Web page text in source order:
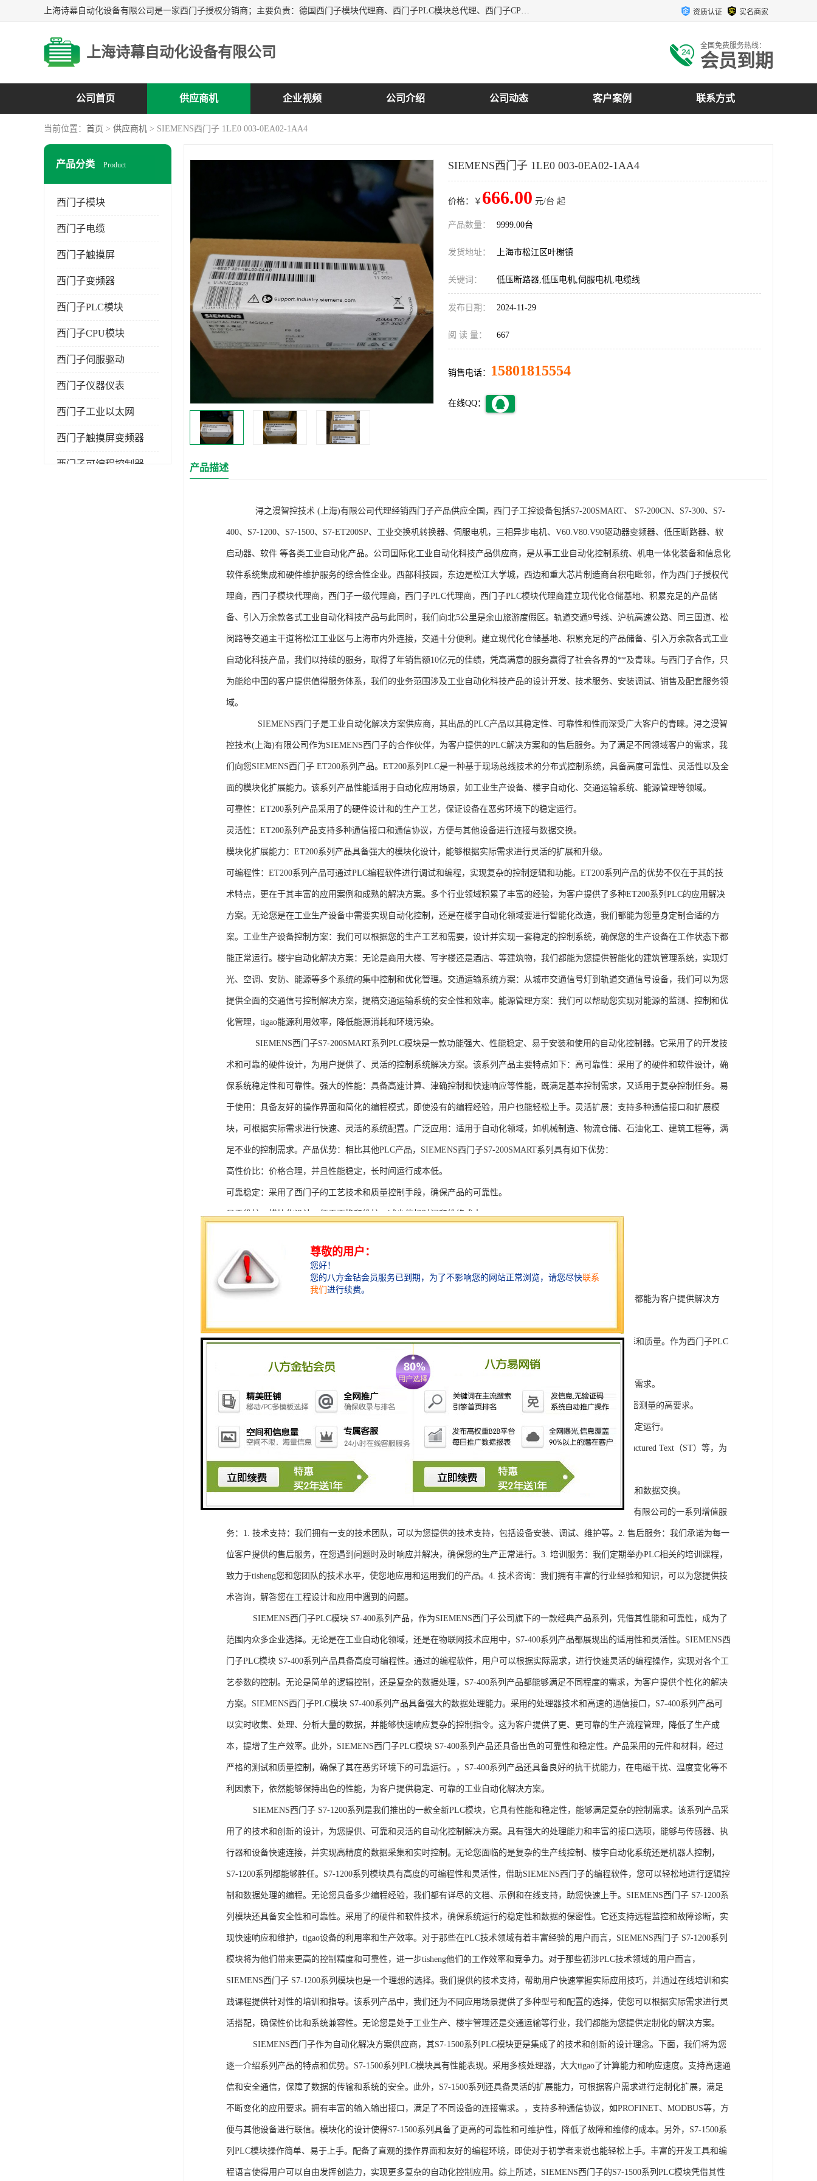
上海诗幕自动化设备有限公司是一家西门子授权分销商；主要负责：德国西门子模块代理商、西门子PLC模块总代理、西门子CPU模块代理商、西门子电缆代理、西门子触摸屏变频器总代理等专销售西门子各系列产品；实体公司，诚信经营，价格优势，品质保证，库存量大，供应！ 资质认证 实名商家
上海诗幕自动化设备有限公司 全国免费服务热线：
会员到期
公司首页 供应商机 企业视频 公司介绍 公司动态 客户案例 联系方式
当前位置： 首页 > 供应商机 > SIEMENS西门子 1LE0 003-0EA02-1AA4
产品分类 Product
西门子模块
西门子电缆
西门子触摸屏
西门子变频器
西门子PLC模块
西门子CPU模块
西门子伺服驱动
西门子仪器仪表
西门子工业以太网
西门子触摸屏变频器
西门子可编程控制器
SIEMENS西门子 1LE0 003-0EA02-1AA4
价格：￥ 666.00 元/台 起
产品数量： 9999.00台
发货地址： 上海市松江区叶榭镇
关键词： 低压断路器,低压电机,伺服电机,电缆线
发布日期： 2024-11-29
阅 读 量： 667
销售电话： 15801815554
在线QQ：
产品描述
浔之漫智控技术 (上海)有限公司代理经销西门子产品供应全国，西门子工控设备包括S7-200SMART、 S7-200CN、S7-300、S7-
400、S7-1200、S7-1500、S7-ET200SP、工业交换机转换器、伺服电机，三相异步电机、V60.V80.V90驱动器变频器、低压断路器、软
启动器、软件 等各类工业自动化产品。公司国际化工业自动化科技产品供应商，是从事工业自动化控制系统、机电一体化装备和信息化
软件系统集成和硬件维护服务的综合性企业。西部科技园，东边是松江大学城，西边和重大芯片制造商台积电毗邻，作为西门子授权代
理商，西门子模块代理商，西门子一级代理商，西门子PLC代理商，西门子PLC模块代理商建立现代化仓储基地、积累充足的产品储
备、引入万余款各式工业自动化科技产品与此同时，我们向北5公里是余山旅游度假区。轨道交通9号线、沪杭高速公路、同三国道、松
闵路等交通主干道将松江工业区与上海市内外连接，交通十分便利。建立现代化仓储基地、积累充足的产品储备、引入万余款各式工业
自动化科技产品，我们以持续的服务，取得了年销售额10亿元的佳绩，凭高满意的服务赢得了社会各界的**及青睐。与西门子合作，只
为能给中国的客户提供值得服务体系，我们的业务范围涉及工业自动化科技产品的设计开发、技术服务、安装调试、销售及配套服务领
域。
SIEMENS西门子是工业自动化解决方案供应商，其出品的PLC产品以其稳定性、可靠性和性而深受广大客户的青睐。浔之漫智
控技术(上海)有限公司作为SIEMENS西门子的合作伙伴，为客户提供的PLC解决方案和的售后服务。为了满足不同领域客户的需求，我
们向您SIEMENS西门子 ET200系列产品。ET200系列PLC是一种基于现场总线技术的分布式控制系统，具备高度可靠性、灵活性以及全
面的模块化扩展能力。该系列产品性能适用于自动化应用场景，如工业生产设备、楼宇自动化、交通运输系统、能源管理等领域。
可靠性：ET200系列产品采用了的硬件设计和的生产工艺，保证设备在恶劣环境下的稳定运行。
灵活性：ET200系列产品支持多种通信接口和通信协议，方便与其他设备进行连接与数据交换。
模块化扩展能力：ET200系列产品具备强大的模块化设计，能够根据实际需求进行灵活的扩展和升级。
可编程性：ET200系列产品可通过PLC编程软件进行调试和编程，实现复杂的控制逻辑和功能。ET200系列产品的优势不仅在于其的技
术特点，更在于其丰富的应用案例和成熟的解决方案。多个行业领域积累了丰富的经验，为客户提供了多种ET200系列PLC的应用解决
方案。无论您是在工业生产设备中需要实现自动化控制，还是在楼宇自动化领域要进行智能化改造，我们都能为您量身定制合适的方
案。工业生产设备控制方案：我们可以根据您的生产工艺和需要，设计并实现一套稳定的控制系统，确保您的生产设备在工作状态下都
能正常运行。楼宇自动化解决方案：无论是商用大楼、写字楼还是酒店、等建筑物，我们都能为您提供智能化的建筑管理系统，实现灯
光、空调、安防、能源等多个系统的集中控制和优化管理。交通运输系统方案：从城市交通信号灯到轨道交通信号设备，我们可以为您
提供全面的交通信号控制解决方案，提稿交通运输系统的安全性和效率。能源管理方案：我们可以帮助您实现对能源的监测、控制和优
化管理，tigao能源利用效率，降低能源消耗和环境污染。
SIEMENS西门子S7-200SMART系列PLC模块是一款功能强大、性能稳定、易于安装和使用的自动化控制器。它采用了的开发技
术和可靠的硬件设计，为用户提供了、灵活的控制系统解决方案。该系列产品主要特点如下：高可靠性：采用了的硬件和软件设计，确
保系统稳定性和可靠性。强大的性能：具备高速计算、津确控制和快速响应等性能，既满足基本控制需求，又适用于复杂控制任务。易
于使用：具备友好的操作界面和简化的编程模式，即使没有的编程经验，用户也能轻松上手。灵活扩展：支持多种通信接口和扩展模
块，可根据实际需求进行快速、灵活的系统配置。广泛应用：适用于自动化领域，如机械制造、物流仓储、石油化工、建筑工程等，满
足不业的控制需求。产品优势：相比其他PLC产品，SIEMENS西门子S7-200SMART系列具有如下优势：
高性价比：价格合理，并且性能稳定，长时间运行成本低。
可靠稳定：采用了西门子的工艺技术和质量控制手段，确保产品的可靠性。
易于维护：模块化设计，便于更换和维护，减少停机时间和维修成本。
灵活配置：多种通信接口和编程模式可选，满足不同用户的个性化要求。
快速部署：配备了完善的软件工具和技术支持，可快速部署系统，缩短项目周期。
在智能科技、自动化科技和机电领域内有着到的见解。无论是提供技术咨询，还是进行技术开发和转让，我们都能为客户提供解决方
SIEMENS西门子PLC模块S7-300系列产品是一系列高可靠性、高性能的工控设备，旨在tisheng生产效率和质量。作为西门子PLC
系列中的重要组成部分，S7-300系列产品具有以下突出特点：
1. 灵活性和可扩展性：S7-300系列产品设计特，可根据客户需求灵活配置输入输出模块，满足不同规模工程的需求。
2. 高速、高精度的模拟量输入输出：S7-300系列产品支持多达8个模拟量输入输出通道，可满足对于控制和精密测量的高要求。
3. 高可靠性和稳定性：S7-300系列产品采用的硬件和软件技术，具有高度可靠性和稳定性，保证系统的长期稳定运行。
4. 灵活可编程：S7-300系列产品采用TIA Portal开发环境，支持多种编程语言，如Ladder Diagram（LD）、Structured Text（ST）等，为
工程师提供了更多编程选择。
5. 可靠的通讯接口：S7-300系列产品配备丰富的通讯接口，可与其他工控设备无缝集成，实现设备之间的通讯和数据交换。
购买SIEMENS西门子PLC模块S7-300系列产品，不仅获得了可靠的工控设备，还将获得浔之漫智控技术(上海)有限公司的一系列增值服
务：1. 技术支持：我们拥有一支的技术团队，可以为您提供的技术支持，包括设备安装、调试、维护等。2. 售后服务：我们承诺为每一
位客户提供的售后服务，在您遇到问题时及时响应并解决，确保您的生产正常进行。3. 培训服务：我们定期举办PLC相关的培训课程，
致力于tisheng您和您团队的技术水平，使您地应用和运用我们的产品。4. 技术咨询：我们拥有丰富的行业经验和知识，可以为您提供技
术咨询，解答您在工程设计和应用中遇到的问题。
SIEMENS西门子PLC模块 S7-400系列产品，作为SIEMENS西门子公司旗下的一款经典产品系列，凭借其性能和可靠性，成为了
范围内众多企业选择。无论是在工业自动化领域，还是在物联网技术应用中，S7-400系列产品都展现出的适用性和灵活性。SIEMENS西
门子PLC模块 S7-400系列产品具备高度可编程性。通过的编程软件，用户可以根据实际需求，进行快速灵活的编程操作，实现对各个工
艺参数的控制。无论是简单的逻辑控制，还是复杂的数据处理，S7-400系列产品都能够满足不同程度的需求，为客户提供个性化的解决
方案。SIEMENS西门子PLC模块 S7-400系列产品具备强大的数据处理能力。采用的处理器技术和高速的通信接口，S7-400系列产品可
以实时收集、处理、分析大量的数据，并能够快速响应复杂的控制指令。这为客户提供了更、更可靠的生产流程管理，降低了生产成
本，提增了生产效率。此外，SIEMENS西门子PLC模块 S7-400系列产品还具备出色的可靠性和稳定性。产品采用的元件和材料，经过
严格的测试和质量控制，确保了其在恶劣环境下的可靠运行。，S7-400系列产品还具备良好的抗干扰能力，在电磁干扰、温度变化等不
利因素下，依然能够保持出色的性能，为客户提供稳定、可靠的工业自动化解决方案。
SIEMENS西门子 S7-1200系列是我们推出的一款全新PLC模块，它具有性能和稳定性，能够满足复杂的控制需求。该系列产品采
用了的技术和创新的设计，为您提供、可靠和灵活的自动化控制解决方案。具有强大的处理能力和丰富的接口选项，能够与传感器、执
行器和设备快速连接，并实现高精度的数据采集和实时控制。无论您面临的是复杂的生产线控制、楼宇自动化系统还是机器人控制，
S7-1200系列都能够胜任。S7-1200系列模块具有高度的可编程性和灵活性，借助SIEMENS西门子的编程软件，您可以轻松地进行逻辑控
制和数据处理的编程。无论您具备多少编程经验，我们都有详尽的文档、示例和在线支持，助您快速上手。SIEMENS西门子 S7-1200系
列模块还具备安全性和可靠性。采用了的硬件和软件技术，确保系统运行的稳定性和数据的保密性。它还支持远程监控和故障诊断，实
现快速响应和维护，tigao设备的利用率和生产效率。对于那些在PLC技术领域有着丰富经验的用户而言，SIEMENS西门子 S7-1200系列
模块将为他们带来更高的控制精度和可靠性，进一步tisheng他们的工作效率和竞争力。对于那些初涉PLC技术领域的用户而言，
SIEMENS西门子 S7-1200系列模块也是一个理想的选择。我们提供的技术支持，帮助用户快速掌握实际应用技巧，并通过在线培训和实
践课程提供针对性的培训和指导。该系列产品中，我们还为不同应用场景提供了多种型号和配置的选择，使您可以根据实际需求进行灵
活搭配，确保性价比和系统兼容性。无论您是处于工业生产、楼宇管理还是交通运输等行业，我们都能为您提供定制化的解决方案。
SIEMENS西门子作为自动化解决方案供应商，其S7-1500系列PLC模块更是集成了的技术和创新的设计理念。下面，我们将为您
逐一介绍系列产品的特点和优势。S7-1500系列PLC模块具有性能表现。采用多核处理器，大大tigao了计算能力和响应速度。支持高速通
信和安全通信，保障了数据的传输和系统的安全。此外，S7-1500系列还具备灵活的扩展能力，可根据客户需求进行定制化扩展，满足
不断变化的应用要求。拥有丰富的输入输出接口，满足了不同设备的连接需求。，支持多种通信协议，如PROFINET、MODBUS等，方
便与其他设备进行联信。模块化的设计使得S7-1500系列具备了更高的可靠性和可维护性，降低了故障和维修的成本。另外，S7-1500系
列PLC模块操作简单、易于上手。配备了直观的操作界面和友好的编程环境，即使对于初学者来说也能轻松上手。丰富的开发工具和编
程语言使得用户可以自由发挥创造力，实现更多复杂的自动化控制应用。综上所述，SIEMENS西门子的S7-1500系列PLC模块凭借其性